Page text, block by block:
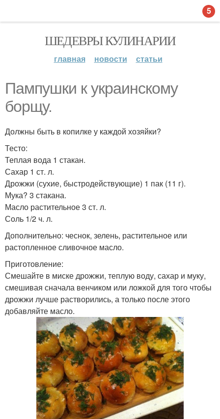
ШЕДЕВРЫ КУЛИНАРИИ
главная новости статьи
Пампушки к украинскому
борщу.
Должны быть в копилке у каждой хозяйки?
Тесто:
Теплая вода 1 стакан.
Сахар 1 ст. л.
Дрожжи (сухие, быстродействующие) 1 пак (11 г).
Мука? 3 стакана.
Масло растительное 3 ст. л.
Соль 1/2 ч. л.
Дополнительно: чеснок, зелень, растительное или
растопленное сливочное масло.
Приготовление:
Смешайте в миске дрожжи, теплую воду, сахар и муку,
смешивая сначала венчиком или ложкой для того чтобы
дрожжи лучше растворились, а только после этого
добавляйте масло.
5